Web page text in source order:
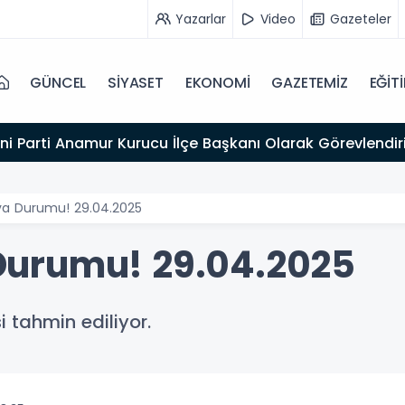
Yazarlar Video Gazeteler
GÜNCEL SİYASET EKONOMİ GAZETEMİZ
Parti Anamur Kurucu İlçe Başkanı Olarak
Durumu! 29.04.2025
29.04.2025
tahmin ediliyor.